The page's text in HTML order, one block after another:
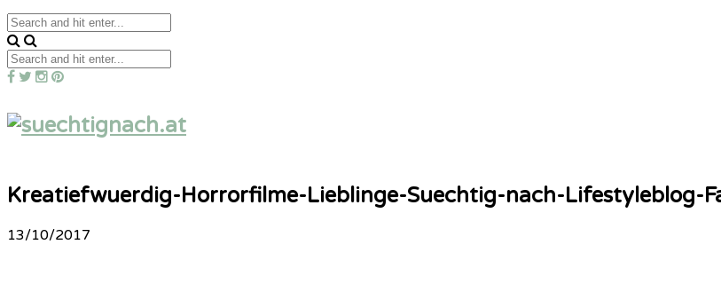
Kreatiefwuerdig-Horrorfilme-Lieblinge-Suechtig-nach-Lifestyleblog-
13/10/2017